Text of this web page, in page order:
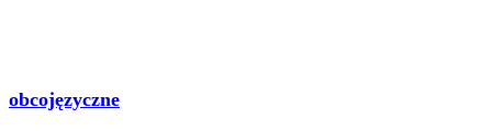
obcojęzyczne